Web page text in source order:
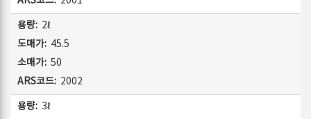
2ℓ
45.5
50
2002
3ℓ